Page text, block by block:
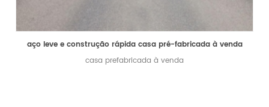
aço leve e construção rápida casa pré-fabricada à venda
casa prefabricada à venda